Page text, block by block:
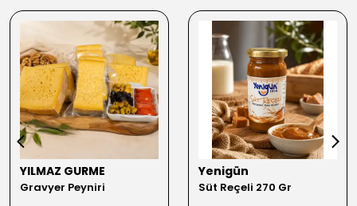
YILMAZ GURME
Gravyer Peyniri
Yenigün
Süt Reçeli 270 Gr